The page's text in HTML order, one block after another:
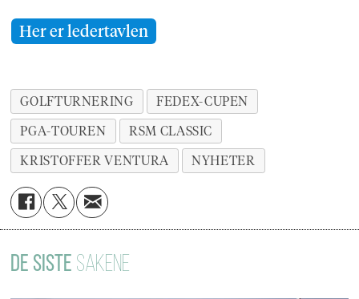
Her er ledertavlen
GOLFTURNERING
FEDEX-CUPEN
PGA-TOUREN
RSM CLASSIC
KRISTOFFER VENTURA
NYHETER
DE SISTE SAKENE